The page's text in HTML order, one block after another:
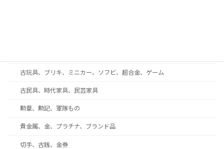
古玩具、ブリキ、ミニカー、ソフビ、超合金、ゲーム
古民具、時代家具、民芸家具
勲章、勲記、軍隊もの
貴金属、金、プラチナ、ブランド品
切手、古銭、金券